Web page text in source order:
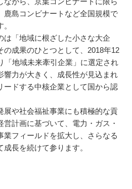
鹿島コンビナートなど全国規模で
は「地域に根ざした小さな大企
の成果のひとつとして、2018年12
「地域未来牽引企業」に選定され
響力が大きく、成長性が見込まれ
ードする中核企業として国から認
展や社会福祉事業にも積極的な貢
計画に基づいて、電力・ガス・
業フィールドを拡大し、さらなる
長を続けて参ります。